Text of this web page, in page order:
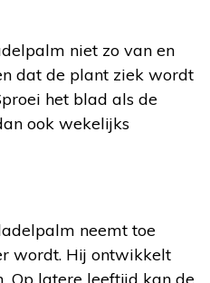
niet zo van en
dat de plant ziek wordt
het blad als de
ook wekelijks
neemt toe
wordt. Hij ontwikkelt
Op latere leeftijd kan de